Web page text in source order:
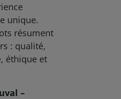
unique.
résument
: qualité,
éthique et
–